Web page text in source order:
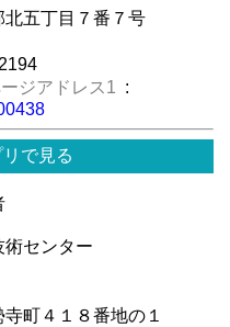
五丁目７番７号
ジアドレス1 :
リで見る
センター
町４１８番地の１